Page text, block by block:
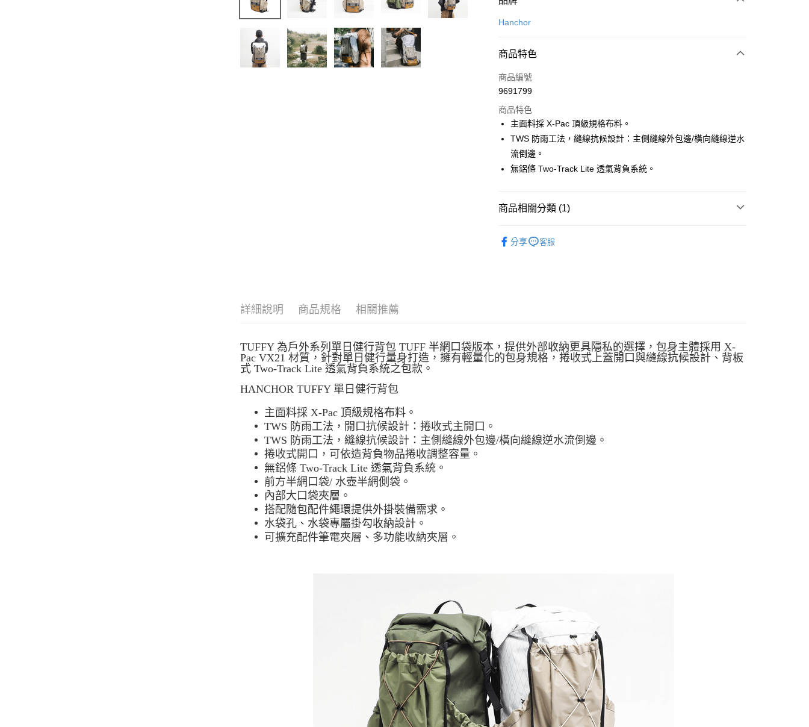
信用卡一次付款
合作金庫商業銀行
華南商業銀行
上海商業儲蓄銀行
國泰世華商業銀行
臺灣中小企業銀行
台中商業銀行
聯邦商業銀行
元大商業銀行
永豐商業銀行
台灣樂天信用卡公司
超商取貨付款
LINE Pay
Apple Pay
ATM付款
全家取貨付款
每筆NT$60，滿NT$490(含以上)免運費
付款後門市自取
Hanchor
商品特色
商品編號
9691799
商品特色
主面料採 X-Pac 頂級規格布料。
TWS 防雨工法，縫線抗候設計：主側縫線外包邊/橫向縫線逆水
流倒邊。
無鋁條 Two-Track Lite 透氣背負系統。
商品相關分類 (1)
分享
客服
詳細說明 商品規格 相關推薦
TUFFY 為戶外系列單日健行背包 TUFF 半網口袋版本，提供外部收納更具隱私的選擇，包身主體採用 X-
Pac VX21 材質，針對單日健行量身打造，擁有輕量化的包身規格，捲收式上蓋開口與縫線抗候設計、背板
式 Two-Track Lite 透氣背負系統之包款。
HANCHOR TUFFY 單日健行背包
主面料採 X-Pac 頂級規格布料。
TWS 防雨工法，開口抗候設計：捲收式主開口。
TWS 防雨工法，縫線抗候設計：主側縫線外包邊/橫向縫線逆水流倒邊。
捲收式開口，可依造背負物品捲收調整容量。
無鋁條 Two-Track Lite 透氣背負系統。
前方半網口袋/ 水壺半網側袋。
內部大口袋夾層。
搭配隨包配件繩環提供外掛裝備需求。
水袋孔、水袋專屬掛勾收納設計。
可擴充配件筆電夾層、多功能收納夾層。